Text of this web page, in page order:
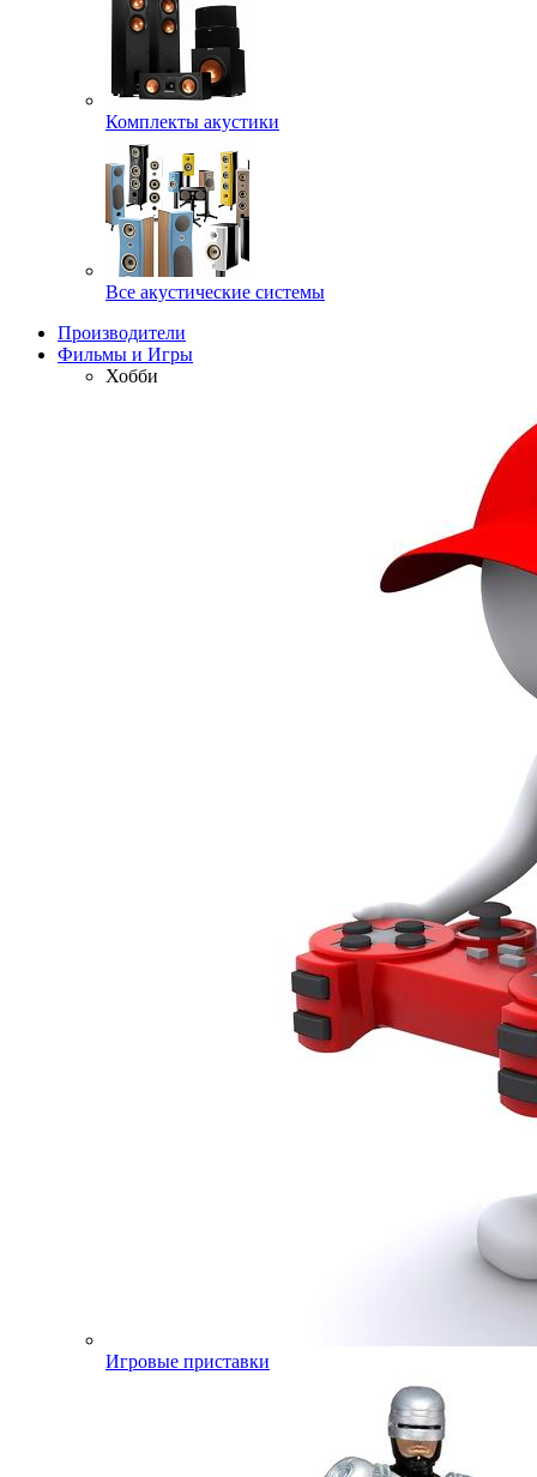
Комплекты акустики
Все акустические системы
Производители
Фильмы и Игры
Хобби
Игровые приставки